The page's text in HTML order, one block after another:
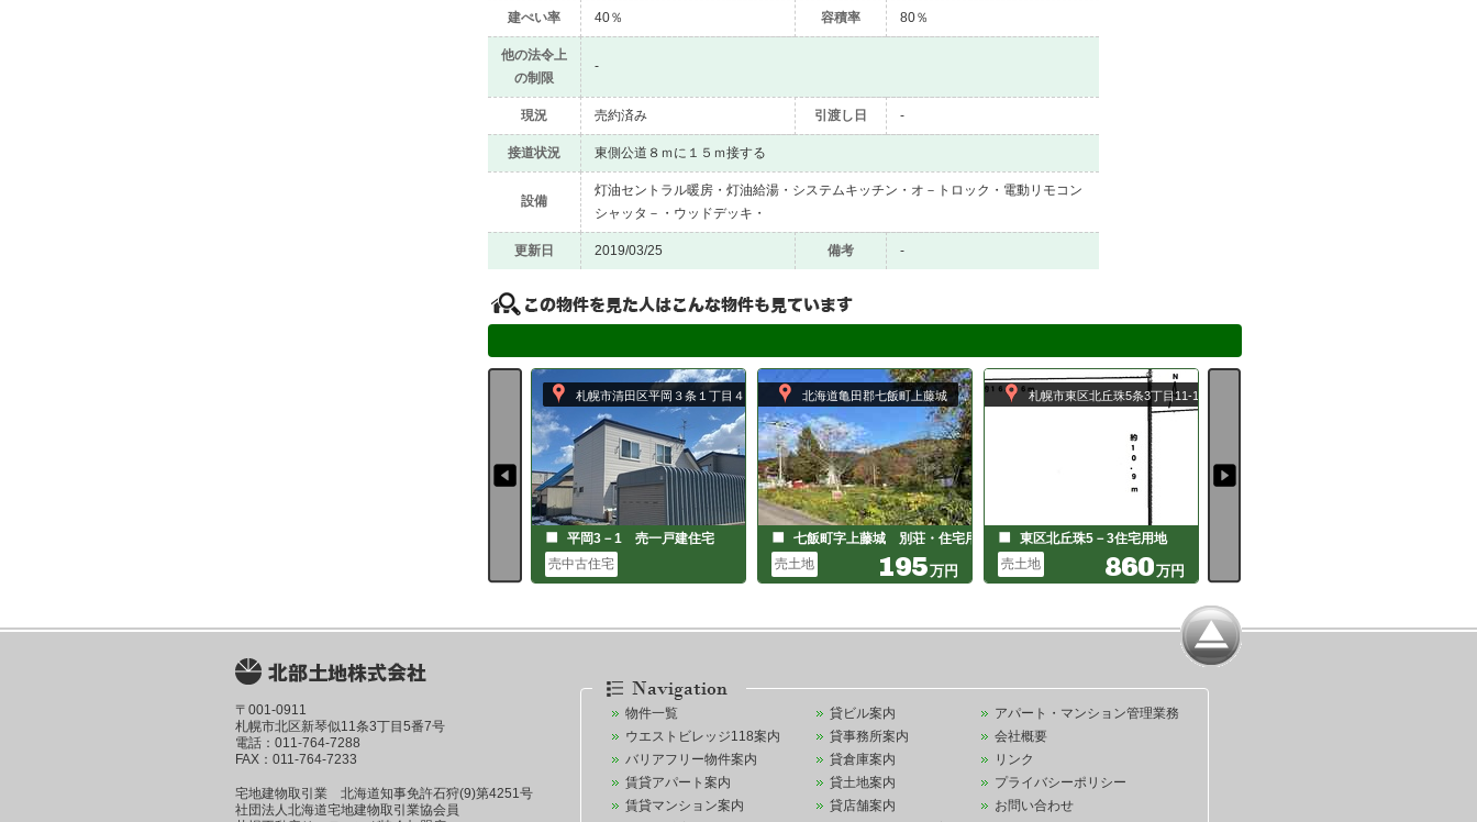
建ぺい率 40％ 容積率 80％
他の法令上
の制限
-
現況 売約済み 引渡し日 -
接道状況 東側公道８ｍに１５ｍ接する
設備
灯油セントラル暖房・灯油給湯・システムキッチン・オ－トロック・電動リモコン
シャッタ－・ウッドデッキ・
更新日 2019/03/25 備考 -
平岡3－1 売一戸建住宅
札幌市清田区平岡３条１丁目４－３
売中古住宅
七飯町字上藤城 別荘・住宅用地
北海道亀田郡七飯町上藤城
売土地 195万円
東区北丘珠5－3住宅用地
札幌市東区北丘珠5条3丁目11-15
売土地 860万円
〒001-0911
札幌市北区新琴似11条3丁目5番7号
電話：011-764-7288
FAX：011-764-7233
宅地建物取引業 北海道知事免許石狩(9)第4251号
社団法人北海道宅地建物取引業協会員
物件一覧
ウエストビレッジ118案内
バリアフリー物件案内
賃貸アパート案内
賃貸マンション案内
貸ビル案内
貸事務所案内
貸倉庫案内
貸土地案内
貸店舗案内
アパート・マンション管理業務
会社概要
リンク
プライバシーポリシー
お問い合わせ